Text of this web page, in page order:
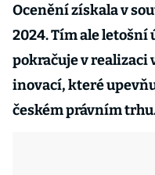
Ocenění získala v
2024. Tím ale letošní
pokračuje v realizaci
inovací, které
českém právním